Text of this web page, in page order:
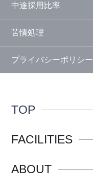
中途採用比率
苦情処理
プライバシーポリシー
TOP
FACILITIES
ABOUT